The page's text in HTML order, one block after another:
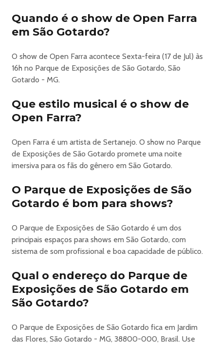
– Festa Nacional da Cenoura – chega com uma
programação musical repleta de grandes nomes da
música sertaneja e popular. O evento acontece de
, no
Parque de Exposições de São Gotardo (MG)
, reunindo shows ao vivo, cultura, gastronomia e
Considerada uma das festas mais tradicionais do interior
mineiro, a FENACEN combina atrações nacionais com
que atrai público de várias regiões. A edição 2026 traz um
line-up diversificado e shows planejados para aquecer o
inverno com muita música e animação.
Evento:
FENACEN – Festa Nacional da Cenoura
15 a 19 de julho de 2026
Local:
Parque de Exposições de São Gotardo
São Gotardo – MG
🎤 Line-up Oficial – Shows Confirmados
Edson & Hudson
– 15/07 (quarta-feira)
– 16/07 (quinta-feira)
Guilherme & Benuto
Quando é o show de Open Farra
em São Gotardo?
O show de Open Farra acontece Sexta-feira (17 de Jul) às
16h no Parque de Exposições de São Gotardo, São
Gotardo - MG.
Que estilo musical é o show de
Open Farra?
Open Farra é um artista de Sertanejo. O show no Parque
de Exposições de São Gotardo promete uma noite
imersiva para os fãs do gênero em São Gotardo.
O Parque de Exposições de São
Gotardo é bom para shows?
O Parque de Exposições de São Gotardo é um dos
principais espaços para shows em São Gotardo, com
sistema de som profissional e boa capacidade de público.
Qual o endereço do Parque de
Exposições de São Gotardo em
São Gotardo?
O Parque de Exposições de São Gotardo fica em Jardim
das Flores, São Gotardo - MG, 38800-000, Brasil. Use